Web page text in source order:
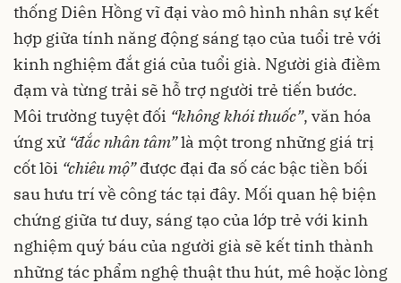
thống Diên Hồng vĩ đại vào mô hình nhân sự kết
hợp giữa tính năng động sáng tạo của tuổi trẻ với
kinh nghiệm đắt giá của tuổi già. Người già điềm
đạm và từng trải sẽ hỗ trợ người trẻ tiến bước.
Môi trường tuyệt đối “không khói thuốc”, văn hóa
ứng xử “đắc nhân tâm”là một trong những giá trị
cốt lõi “chiêu mộ”được đại đa số các bậc tiền bối
sau hưu trí về công tác tại đây. Mối quan hệ biện
chứng giữa tư duy, sáng tạo của lớp trẻ với kinh
nghiệm quý báu của người già sẽ kết tinh thành
những tác phẩm nghệ thuật thu hút, mê hoặc lòng